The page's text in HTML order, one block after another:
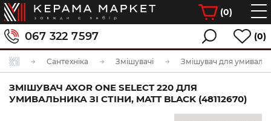
(0)
067 322 7597 (0)
Сантехніка Змішувачі Змішувач для
ЗМІШУВАЧ AXOR ONE SELECT 220 ДЛЯ
УМИВАЛЬНИКА ЗІ СТІНИ, MATT BLACK (48112670)